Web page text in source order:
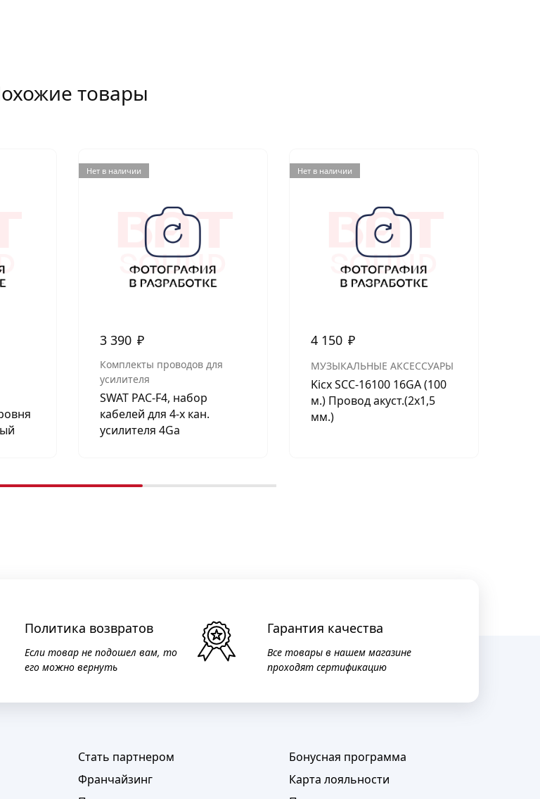
товары
Нет в наличии
3 390 ₽
Комплекты проводов для
усилителя
SWAT PAC-F4, набор
кабелей для 4-х кан.
усилителя 4Ga
Нет в наличии
4 150 ₽
МУЗЫКАЛЬНЫЕ АКСЕССУАРЫ
Kicx SCC-16100 16GA (100
м.) Провод акуст.(2х1,5
мм.)
Политика возвратов
Если товар не подошел вам, то
его можно вернуть
Гарантия качества
Все товары в нашем магазине
проходят сертификацию
Стать партнером
Франчайзинг
Бонусная программа
Карта лояльности